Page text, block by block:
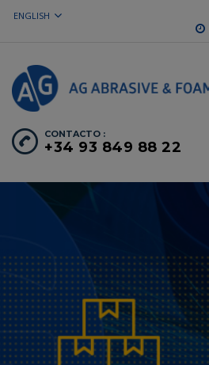
ENGLISH
CONTACTO :
+34 93 849 88 22